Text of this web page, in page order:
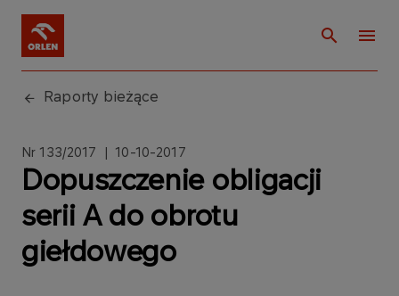
Raporty bieżące
Nr 133/2017 | 10-10-2017
Dopuszczenie obligacji
serii A do obrotu
giełdowego